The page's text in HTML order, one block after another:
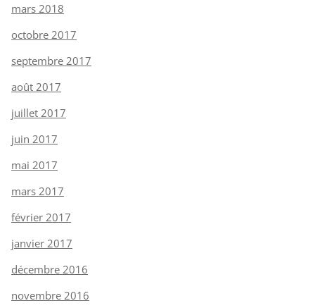
mars 2018
octobre 2017
septembre 2017
août 2017
juillet 2017
juin 2017
mai 2017
mars 2017
février 2017
janvier 2017
décembre 2016
novembre 2016